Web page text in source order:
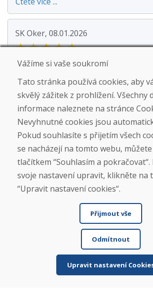
SK Oker, 08.01.2026
★★★★★
Zboží bylo dobře zabalené a dorazilo
Jürgen Reinhard , 17.12.2025
★★ ★★★
Objednali jsme si pár použitých lyží a
je do čtyř pracovních dnů. Lyže jsou
Čtěte více ...
Vážíme si vaše soukromí
Tato stránka používá cookies, aby
skvělý zážitek z prohlížení. Všechny
informace naleznete na stránce
Nevyhnutné cookies jsou
Pokud souhlasíte s přijetím všech
se nacházejí na tomto webu,
tlačítkem “Souhlasím a pokračovat“.
svoje nastavení upravit, klikněte na
“Upravit nastavení cookies“.
Přijmout vše
Odmítnout
Upravit nastavení